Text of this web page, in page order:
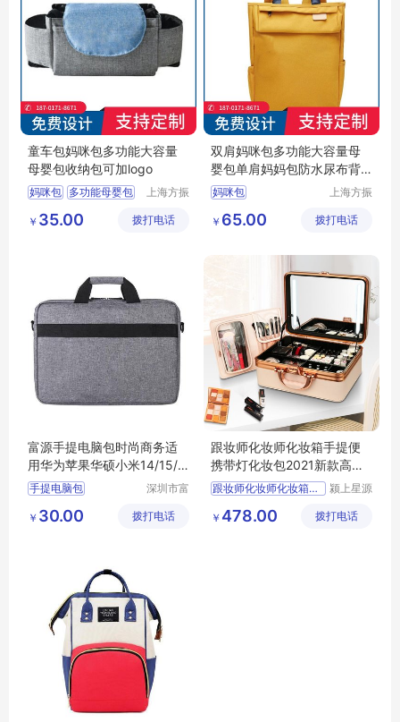
童车包妈咪包多功能大容量
母婴包收纳包可加logo
妈咪包 多功能母婴包
上海方振
有限公司
￥ 35.00 拨打电话
双肩妈咪包多功能大容量母
婴包单肩妈妈包防水尿布背
包
妈咪包
上海方振
有限公司
￥ 65.00 拨打电话
富源手提电脑包时尚商务适
用华为苹果华硕小米14/15/1
6/17英寸工厂定制
手提电脑包
深圳市富
限公司
￥ 30.00 拨打电话
跟妆师化妆师化妆箱手提便
携带灯化妆包2021新款高级
感化妆盒
跟妆师化妆师化妆箱手提便
颍上星源
有限公司
￥ 478.00 拨打电话